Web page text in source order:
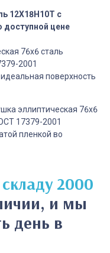
12Х18Н10Т с
доступной цене
76х6 сталь
2001
поверхность
эллиптическая 76х6
17379-2001
пленкой во
складу 2000
и мы
день в